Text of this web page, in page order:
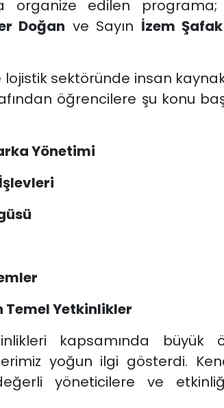
organize edilen
Doğan ve Sayın İzem Şafak
lojistik sektöründe insan
öğrencilere şu konu
Yönetimi
Temel Yetkinlikler
kapsamında büyük
yoğun ilgi gösterdi.
yöneticilere ve